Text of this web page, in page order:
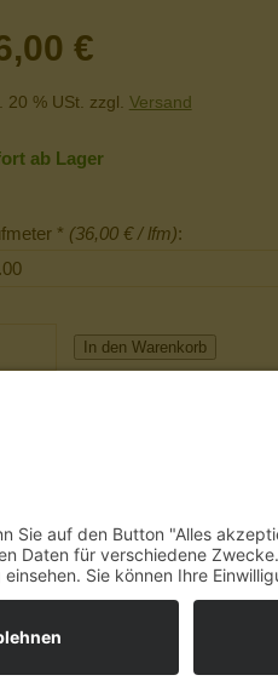
€
20 % USt. zzgl. Versand
ab Lager
* (36,00 € / lfm):
In den Warenkorb
DISCLAIMER